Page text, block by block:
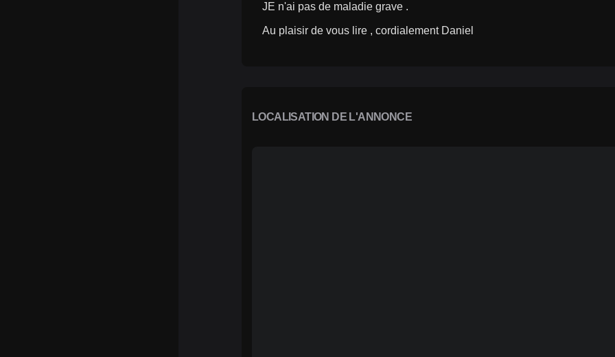
JE n'ai pas de maladie grave .
Au plaisir de vous lire , cordialement Daniel
LOCALISATION DE L'ANNONCE